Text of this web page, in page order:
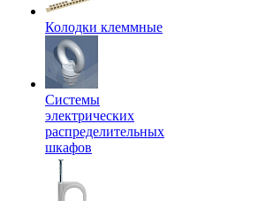
Колодки клеммные
Системы
электрических
распределительных
шкафов